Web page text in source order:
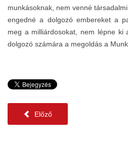
munkásoknak, nem venné
engedné a dolgozó embereket a
meg a milliárdosokat, nem lépne ki
dolgozó számára a megoldás a
Előző